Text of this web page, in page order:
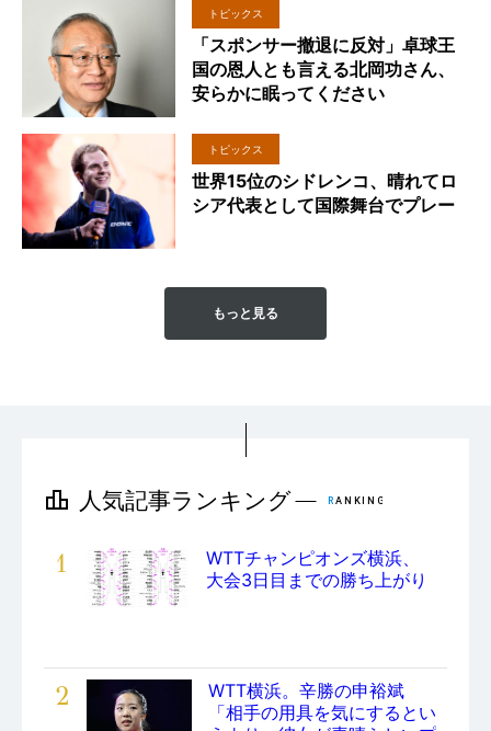
トピックス
「スポンサー撤退に反対」卓球王
国の恩人とも言える北岡功さん、
安らかに眠ってください
トピックス
世界15位のシドレンコ、晴れてロ
シア代表として国際舞台でプレー
もっと見る
1
WTTチャンピオンズ横浜、
大会3日目までの勝ち上がり
2
WTT横浜。辛勝の申裕斌
「相手の用具を気にするとい